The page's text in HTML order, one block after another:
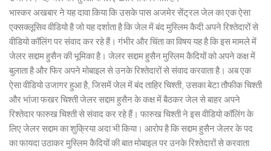
भास्कर अखबार ने यह दावा किया कि उसके पास अजमेर सेंट्रल जेल का एक ऐसा
एक्सक्लूसिव वीडियो है जो यह दर्शाता है कि जेल में बंद मुस्लिम कैदी अपने रिश्तेदारों से
वीडियो कॉलिंग पर संवाद कर रहे हैं। गंभीर और चिंता का विषय यह है कि इस मामले में
जेलर सद्दाम हुसैन की भूमिका है। जेलर सद्दाम हुसैन मुस्लिम कैदियों को अपने कक्ष में
बुलाता है और फिर अपने मोबाइल से उनके रिश्तेदारों से संवाद करवाता है। अब एक
ऐसा वीडियो उजागर हुआ है, जिसमें जेल में बंद ताहिर चिश्ती, उसका बेटा तौफीक चिश्ती
और भांजा फखर चिश्ती जेलर सद्दाम हुसैन के कक्ष में बैठकर जेल से बाहर अपने
रिश्तेदार फारुख चिश्ती से संवाद कर रहे हैं। फारुख चिश्ती ने इस वीडियो कॉलिंग के
लिए जेलर सद्दाम का शुक्रिया अदा भी किया। आरोप है कि सद्दाम हुसैन जेलर के पद
का फायदा उठाकर मुस्लिम कैदियों की बात मोबाइल पर उनके रिश्तेदारों से करवाता